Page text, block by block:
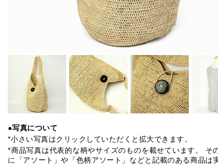
●写真について
*小さい写真はクリックしていただくと拡大できます。
*商品写真は代表的な柄やサイズのものを載せています。 そ
に「アソート」や「色柄アソート」などと記載のある商品は